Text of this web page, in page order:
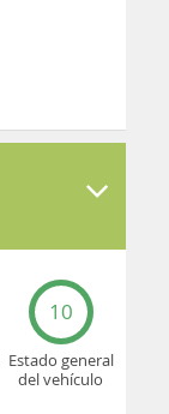
10
Estado general
del vehículo